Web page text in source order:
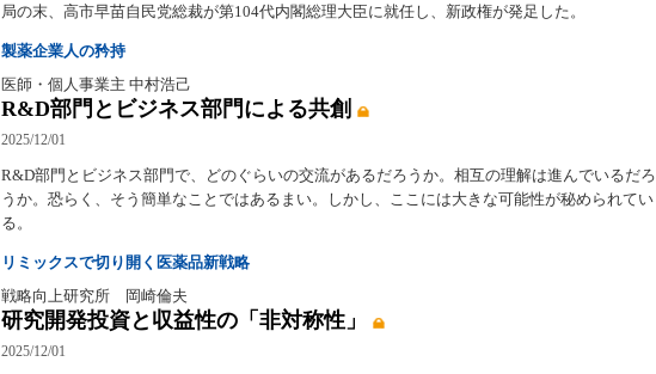
局の末、高市早苗自民党総裁が第104代内閣総理大臣に就任し、新政権が発足した。
製薬企業人の矜持
医師・個人事業主 中村浩己
R&D部門とビジネス部門による共創
2025/12/01
R&D部門とビジネス部門で、どのぐらいの交流があるだろうか。相互の理解は進んでいるだろ
うか。恐らく、そう簡単なことではあるまい。しかし、ここには大きな可能性が秘められてい
る。
リミックスで切り開く医薬品新戦略
戦略向上研究所 岡崎倫夫
研究開発投資と収益性の「非対称性」
2025/12/01